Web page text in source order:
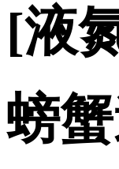
[液
螃